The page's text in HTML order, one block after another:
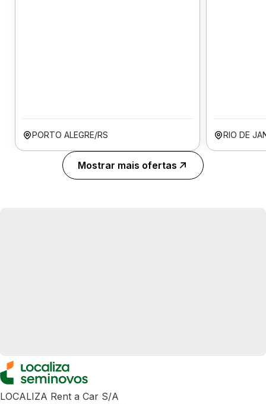
PORTO ALEGRE/RS RIO DE
Mostrar mais ofertas
LOCALIZA Rent a Car S/A